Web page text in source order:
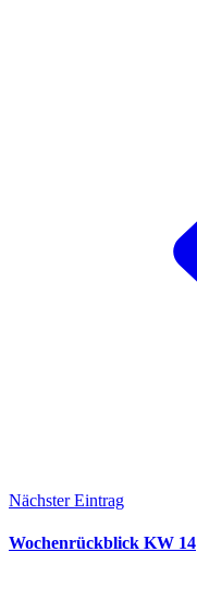
Nächster Eintrag
Wochenrückblick KW 14